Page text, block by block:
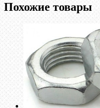
Похожие товары